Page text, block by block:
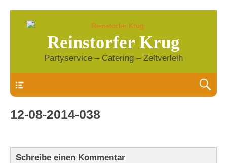
Reinstorfer Krug
Partyservice – Catering – Zeltverleih
12-08-2014-038
Schreibe einen Kommentar